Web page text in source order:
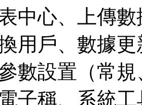
中心、上傳
用戶、數據
數設置（常
子稱、系統